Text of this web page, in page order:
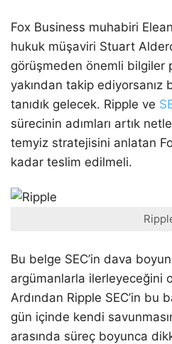
Fox Business muhabiri
hukuk müşaviri Stuart
görüşmeden önemli bilgiler
yakından takip ediyorsanız
tanıdık gelecek. Ripple ve
sürecinin adımları artık
temyiz stratejisini anlatan
kadar teslim edilmeli.
Bu belge SEC’in dava
argümanlarla ilerleyeceğini
Ardından Ripple SEC’in bu
gün içinde kendi
arasında süreç boyunca